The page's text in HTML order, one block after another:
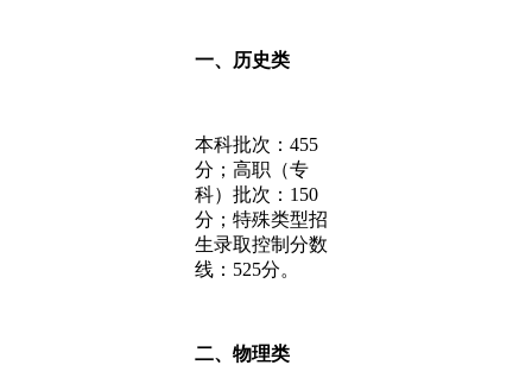
一、历史类
本科批次：455
分；高职（专
科）批次：150
分；特殊类型招
生录取控制分数
线：525分。
二、物理类